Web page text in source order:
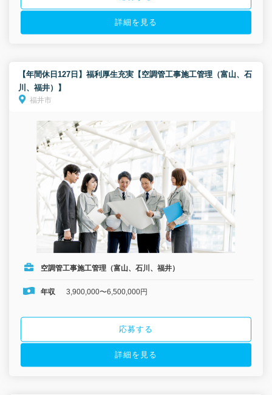
詳細を見る
【年間休日127日】福利厚生充実【空調管工事施工管理（富山、石
川、福井）】
福井市
空調管工事施工管理（富山、石川、福井）
年収 3,900,000〜6,500,000円
応募する
詳細を見る